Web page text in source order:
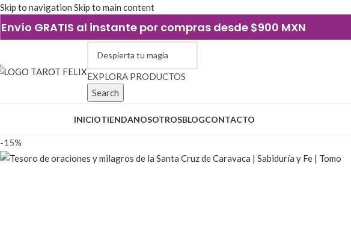
Skip to navigation Skip to main content
Envío GRATIS al instante por compras desde $900 MXN
EXPLORA PRODUCTOS
Search
INICIOTIENDANOSOTROSBLOGCONTACTO
-15%